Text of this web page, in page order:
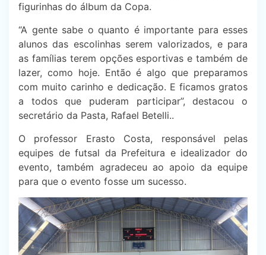
figurinhas do álbum da Copa.
“A gente sabe o quanto é importante para esses
alunos das escolinhas serem valorizados, e para
as famílias terem opções esportivas e também de
lazer, como hoje. Então é algo que preparamos
com muito carinho e dedicação. E ficamos gratos
a todos que puderam participar”, destacou o
secretário da Pasta, Rafael Betelli..
O professor Erasto Costa, responsável pelas
equipes de futsal da Prefeitura e idealizador do
evento, também agradeceu ao apoio da equipe
para que o evento fosse um sucesso.